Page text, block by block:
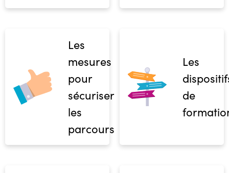
Les
mesures
pour
sécuriser
les
parcours
Les
de